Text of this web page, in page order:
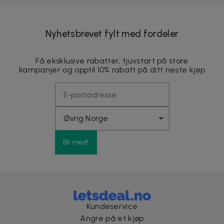
Nyhetsbrevet fylt med fordeler
Få eksklusive rabatter, tjuvstart på store
kampanjer og opptil 10% rabatt på ditt neste kjøp
Bli med!
Kundeservice
Angre på et kjøp